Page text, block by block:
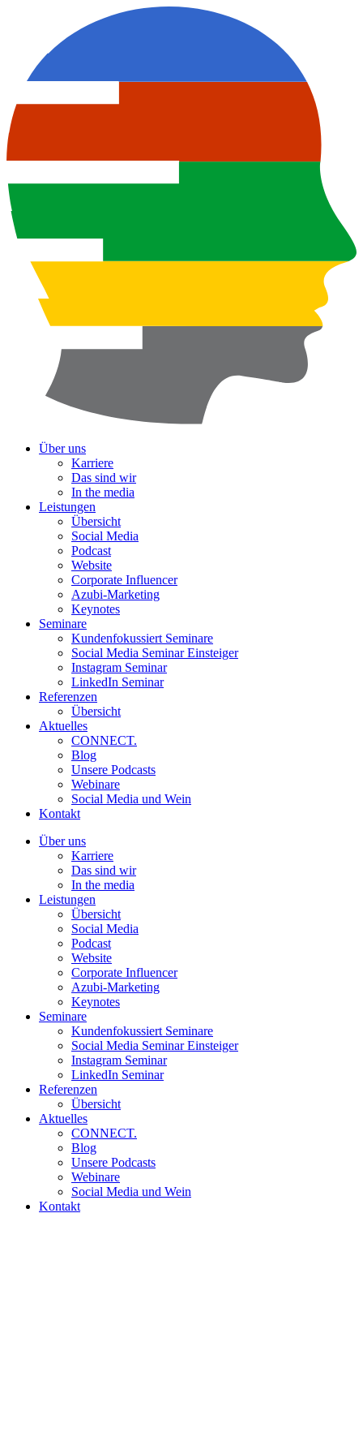
Über uns
Karriere
Das sind wir
In the media
Leistungen
Übersicht
Social Media
Podcast
Website
Corporate Influencer
Azubi-Marketing
Keynotes
Seminare
Kundenfokussiert Seminare
Social Media Seminar Einsteiger
Instagram Seminar
LinkedIn Seminar
Referenzen
Übersicht
Aktuelles
CONNECT.
Blog
Unsere Podcasts
Webinare
Social Media und Wein
Kontakt
Über uns
Karriere
Das sind wir
In the media
Leistungen
Übersicht
Social Media
Podcast
Website
Corporate Influencer
Azubi-Marketing
Keynotes
Seminare
Kundenfokussiert Seminare
Social Media Seminar Einsteiger
Instagram Seminar
LinkedIn Seminar
Referenzen
Übersicht
Aktuelles
CONNECT.
Blog
Unsere Podcasts
Webinare
Social Media und Wein
Kontakt